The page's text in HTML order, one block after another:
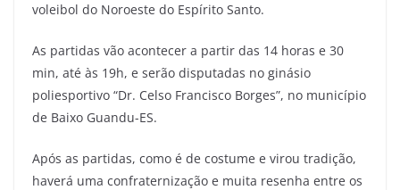
voleibol do Noroeste do Espírito Santo.
As partidas vão acontecer a partir das 14 horas e 30
min, até às 19h, e serão disputadas no ginásio
poliesportivo “Dr. Celso Francisco Borges”, no município
de Baixo Guandu-ES.
Após as partidas, como é de costume e virou tradição,
haverá uma confraternização e muita resenha entre os